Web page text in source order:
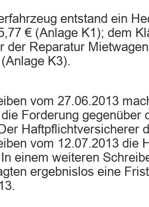
entstand ein
€ (Anlage K1); dem
der Reparatur
K3).
vom 27.06.2013
Forderung gegenüber
Haftpflichtversicherer
vom 12.07.2013 die
einem weiteren
ergebnislos eine